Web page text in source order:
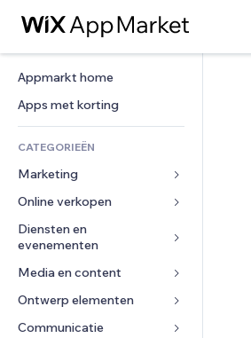
Appmarkt home
Apps met korting
CATEGORIEËN
Marketing
Advertenties
Mobiel
Analytics
Social media
SEO
Betrokkenheid
Online verkopen
Apps voor webshops
Verzending en levering
Verkoopknoppen
Online cursussen
Print on demand
Diensten en
evenementen
Hotels
Evenementen
Restaurants
Media en content
Galerij
Muziek
Ontwerp elementen
Kaarten en navigatie